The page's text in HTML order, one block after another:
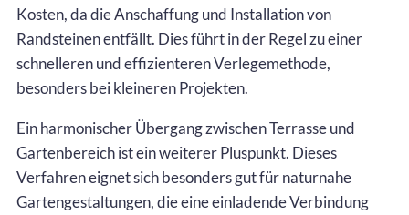
Kosten, da die Anschaffung und Installation von
Randsteinen entfällt. Dies führt in der Regel zu einer
schnelleren und effizienteren Verlegemethode,
besonders bei kleineren Projekten.
Ein harmonischer Übergang zwischen Terrasse und
Gartenbereich ist ein weiterer Pluspunkt. Dieses
Verfahren eignet sich besonders gut für naturnahe
Gartengestaltungen, die eine einladende Verbindung